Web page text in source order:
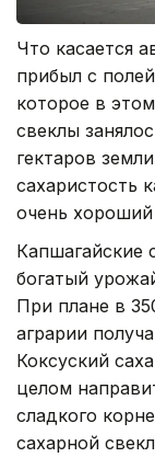
Что касается
прибыл с
которое в
свеклы
гектаров
сахаристость
очень
Капшагайские
богатый
При плане в
аграрии
Коксуский
целом
сладкого
сахарной